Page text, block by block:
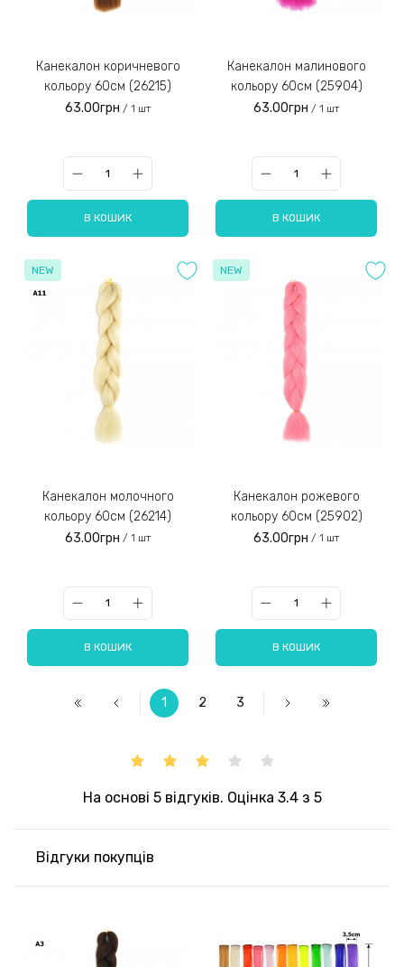
Канекалон коричневого
кольору 60см (26215)
63.00грн / 1 шт
В КОШИК
Канекалон малинового
кольору 60см (25904)
63.00грн / 1 шт
В КОШИК
NEW
Канекалон молочного
кольору 60см (26214)
63.00грн / 1 шт
В КОШИК
NEW
Канекалон рожевого
кольору 60см (25902)
63.00грн / 1 шт
В КОШИК
1 2 3
На основі 5 відгуків. Оцінка 3.4 з 5
Відгуки покупців